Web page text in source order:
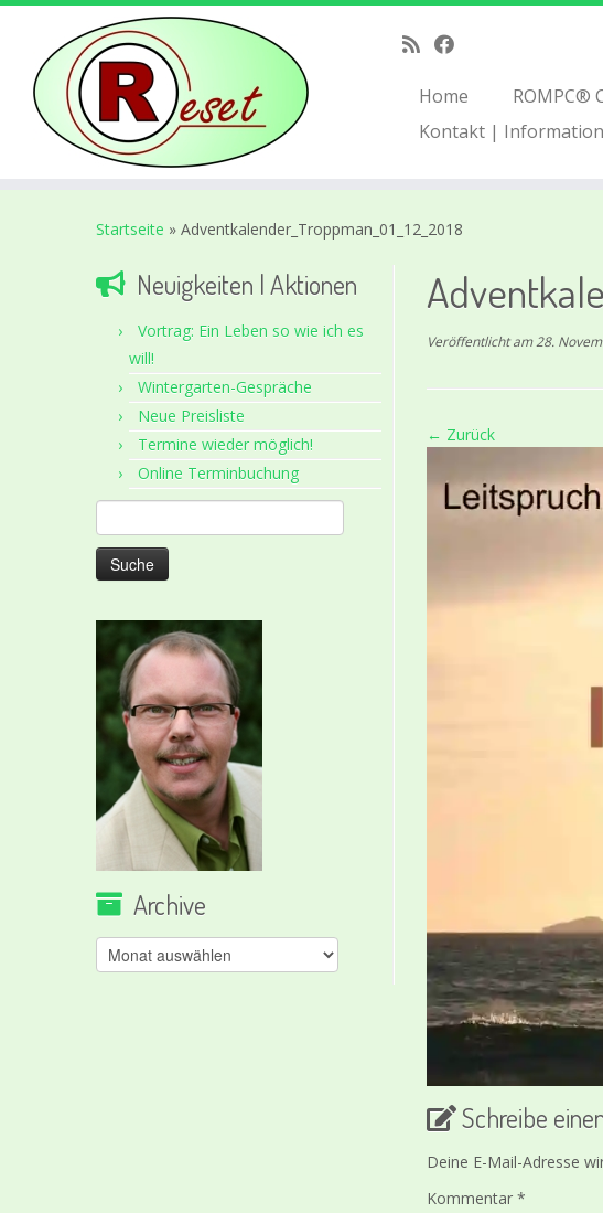
Home ROMPC®
Kontakt |
Startseite » Adventkalender_Troppman_01_12_2018
Neuigkeiten | Aktionen
Vortrag: Ein Leben so wie ich es
will!
Wintergarten-Gespräche
Neue Preisliste
Termine wieder möglich!
Online Terminbuchung
Suche
nach:
Archive
Archive
Veröffentlicht am28.
← Zurück
Schreibe
Deine E-Mail-Adresse
Kommentar *